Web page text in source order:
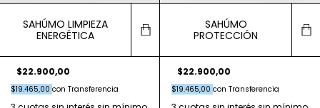
SAHÚMO LIMPIEZA
ENERGÉTICA
$22.900,00
$19.465,00 con Transferencia
SAHÚMO
PROTECCIÓN
$22.900,00
$19.465,00 con Transferencia